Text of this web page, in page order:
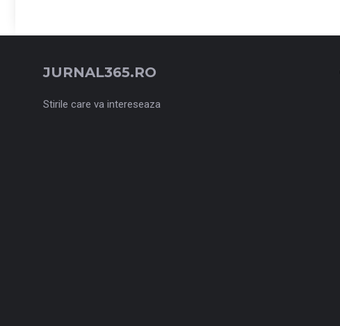
JURNAL365.RO
Stirile care va intereseaza